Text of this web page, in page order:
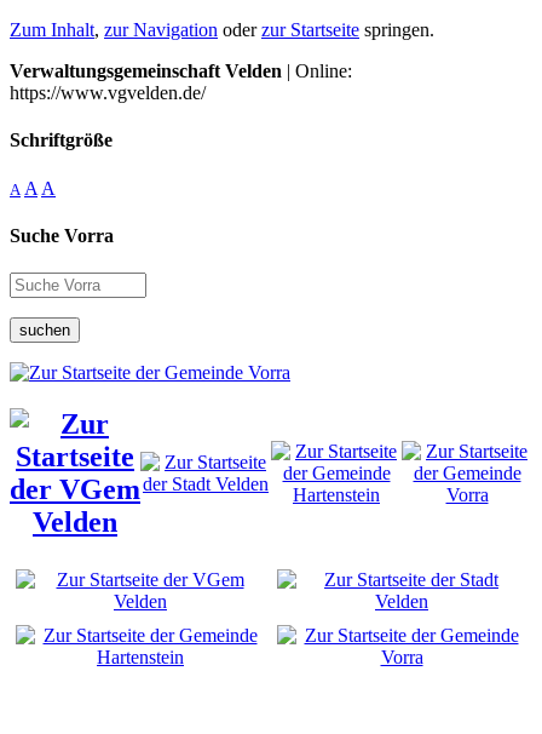
Zum Inhalt, zur Navigation oderzur Startseite springen.
Verwaltungsgemeinschaft Velden | Online:
https://www.vgvelden.de/
Schriftgröße
A A A
Suche Vorra
suchen